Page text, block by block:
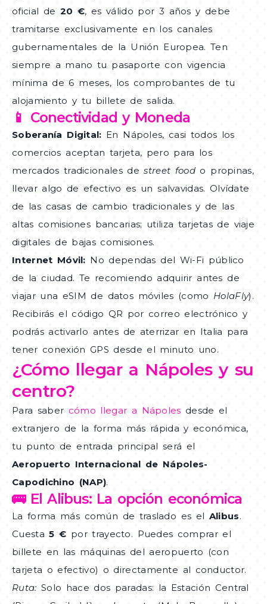
oficial de 20 €, es válido por 3 años y debe
tramitarse exclusivamente en los canales
gubernamentales de la Unión Europea. Ten
siempre a mano tu pasaporte con vigencia
mínima de 6 meses, los comprobantes de tu
alojamiento y tu billete de salida.
📱 Conectividad y Moneda
Soberanía Digital: En Nápoles, casi todos los
comercios aceptan tarjeta, pero para los
mercados tradicionales destreet foodo propinas,
llevar algo de efectivo es un salvavidas. Olvídate
de las casas de cambio tradicionales y de las
altas comisiones bancarias; utiliza tarjetas de viaje
digitales de bajas comisiones.
Internet Móvil:No dependas del Wi-Fi público
de la ciudad. Te recomiendo adquirir antes de
viajar una eSIM de datos móviles (como HolaFly).
Recibirás el código QR por correo electrónico y
podrás activarlo antes de aterrizar en Italia para
tener conexión GPS desde el minuto uno.
¿Cómo llegar a Nápoles y su
centro?
Para saber cómo llegar a Nápoles desde el
extranjero de la forma más rápida y económica,
tu punto de entrada principal será el
Aeropuerto Internacional de Nápoles-
Capodichino (NAP).
🚌 El Alibus: La opción económica
La forma más común de traslado es el Alibus.
Cuesta5 € por trayecto. Puedes comprar el
billete en las máquinas del aeropuerto (con
tarjeta o efectivo) o directamente al conductor.
Ruta: Solo hace dos paradas: la Estación Central